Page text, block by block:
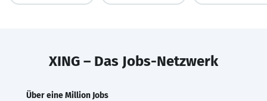
XING – Das Jobs-Netzwerk
Über eine Million Jobs